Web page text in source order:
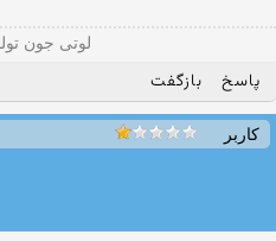
لوتی جون
پاسخ بازگفت
کاربر